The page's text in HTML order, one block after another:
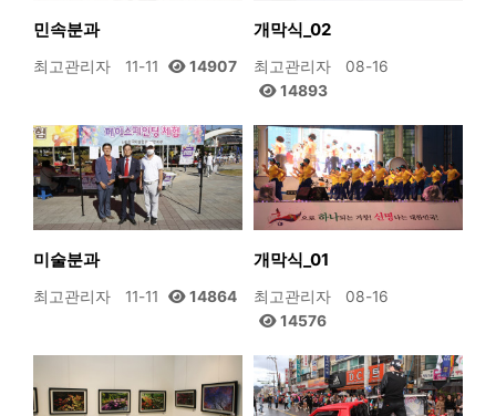
민속분과
최고관리자 11-11 14907
개막식_02
최고관리자
08-16
14893
미술분과
최고관리자 11-11 14864
개막식_01
최고관리자
08-16
14576